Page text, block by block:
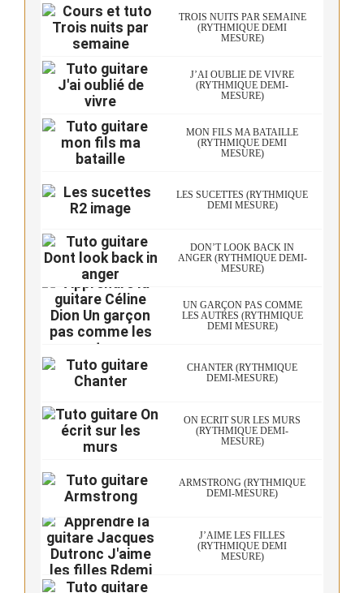
TROIS NUITS PAR SEMAINE
(RYTHMIQUE DEMI
MESURE)
J’AI OUBLIÉ DE VIVRE
(RYTHMIQUE DEMI-
MESURE)
MON FILS MA BATAILLE
(RYTHMIQUE DEMI
MESURE)
LES SUCETTES (RYTHMIQUE
DEMI MESURE)
DON’T LOOK BACK IN
ANGER (RYTHMIQUE DEMI-
MESURE)
UN GARÇON PAS COMME
LES AUTRES (RYTHMIQUE
DEMI MESURE)
CHANTER (RYTHMIQUE
DEMI-MESURE)
ON ÉCRIT SUR LES MURS
(RYTHMIQUE DEMI-
MESURE)
ARMSTRONG (RYTHMIQUE
DEMI-MESURE)
J’AIME LES FILLES
(RYTHMIQUE DEMI
MESURE)